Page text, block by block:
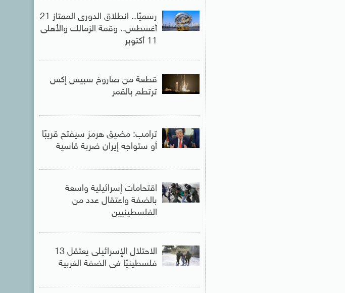
رسميًا.. انطلاق الدورى الممتاز 21
أغسطس.. وقمة الزمالك والأهلى
11 أكتوبر
قطعة من صاروخ سبيس إكس
ترتطم بالقمر
ترامب: مضيق هرمز سيفتح قريبًا
أو ستواجه إيران ضربة قاسية
اقتحامات إسرائيلية واسعة
بالضفة واعتقال عدد من
الفلسطينيين
الاحتلال الإسرائيلى يعتقل 13
فلسطينيًا فى الضفة الغربية